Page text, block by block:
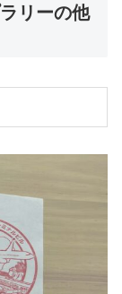
リーの他